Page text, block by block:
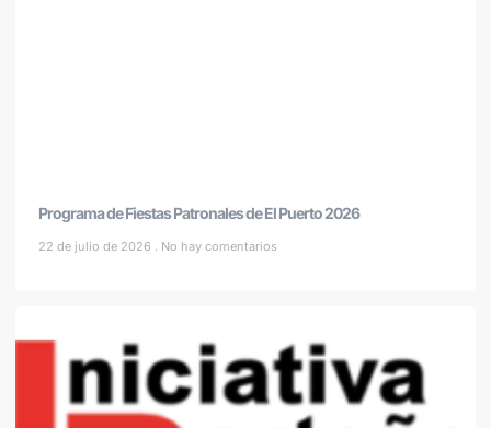
Programa de Fiestas Patronales de El Puerto 2026
22 de julio de 2026 No hay comentarios